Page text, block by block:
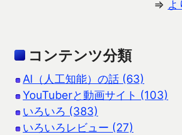
⇒ よ
コンテンツ分類
AI（人工知能）の話 (63)
YouTuberと動画サイト (103)
いろいろ (383)
いろいろレビュー (27)